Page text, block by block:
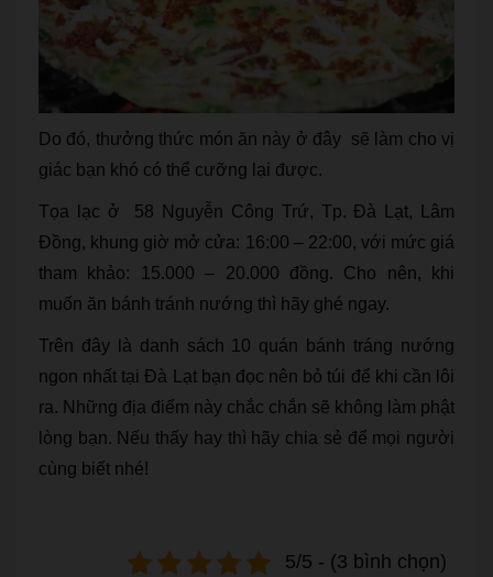
Do đó, thưởng thức món ăn này ở đây sẽ làm cho vị
giác bạn khó có thể cưỡng lại được.
Tọa lạc ở 58 Nguyễn Công Trứ, Tp. Đà Lạt, Lâm
Đồng, khung giờ mở cửa: 16:00 – 22:00, với mức giá
tham khảo: 15.000 – 20.000 đồng. Cho nên, khi
muốn ăn bánh tránh nướng thì hãy ghé ngay.
Trên đây là danh sách 10 quán bánh tráng nướng
ngon nhất tại Đà Lạt bạn đọc nên bỏ túi để khi cần lôi
ra. Những địa điểm này chắc chắn sẽ không làm phật
lòng bạn. Nếu thấy hay thì hãy chia sẻ để mọi người
cùng biết nhé!
5/5 - (3 bình chọn)